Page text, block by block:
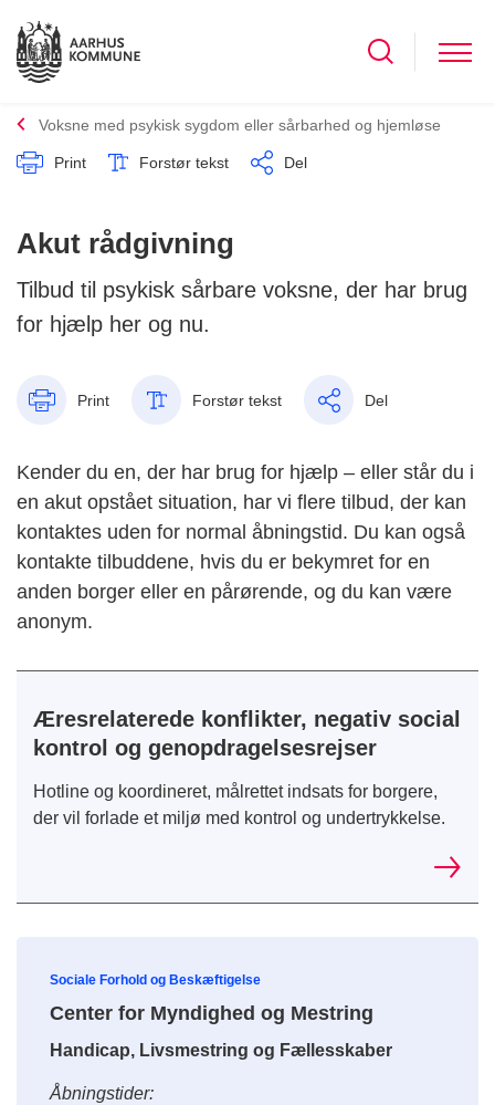
Voksne med psykisk sygdom eller sårbarhed og hjemløse
Print Forstør tekst Del
Akut rådgivning
Tilbud til psykisk sårbare voksne, der har brug
for hjælp her og nu.
Print Forstør tekst Del
Kender du en, der har brug for hjælp – eller står du i
en akut opstået situation, har vi flere tilbud, der kan
kontaktes uden for normal åbningstid. Du kan også
kontakte tilbuddene, hvis du er bekymret for en
anden borger eller en pårørende, og du kan være
anonym.
Æresrelaterede konflikter, negativ social
kontrol og genopdragelsesrejser
Hotline og koordineret, målrettet indsats for borgere,
der vil forlade et miljø med kontrol og undertrykkelse.
Sociale Forhold og Beskæftigelse
Center for Myndighed og Mestring
Handicap, Livsmestring og Fællesskaber
Åbningstider: